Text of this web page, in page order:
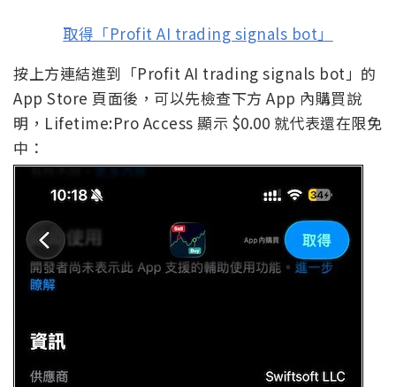
取得「Profit AI trading signals bot」
按上方連結進到「Profit AI trading signals bot」的
App Store 頁面後，可以先檢查下方 App 內購買說
明，Lifetime:Pro Access 顯示 $0.00 就代表還在限免
中：